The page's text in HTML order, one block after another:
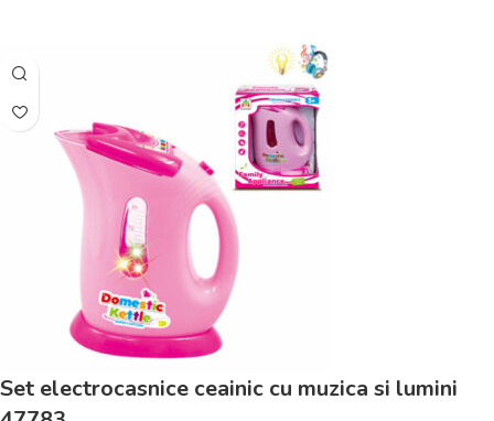
Set electrocasnice ceainic cu muzica si lumini